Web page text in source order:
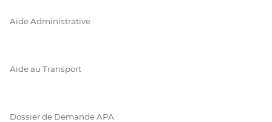
Aide Administrative
Aide au Transport
Dossier de Demande APA